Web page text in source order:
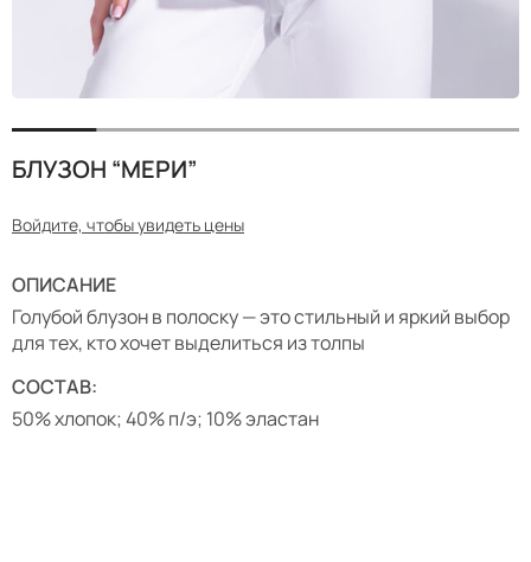
БЛУЗОН “МЕРИ”
Войдите, чтобы увидеть цены
ОПИСАНИЕ
Голубой блузон в полоску— это стильный и яркий выбор
для тех, кто хочет выделиться из толпы
СОСТАВ:
50% хлопок; 40% п/э; 10% эластан